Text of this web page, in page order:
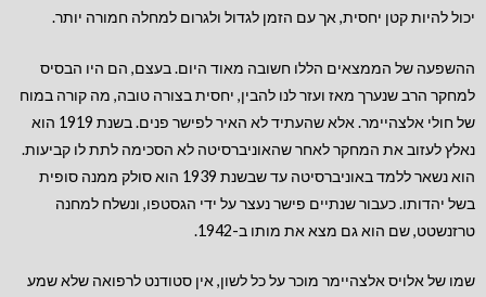
יכול להיות קטן יחסית, אך עם הזמן לגדול ולגרום למחלה חמורה יותר.
ההשפעה של הממצאים הללו חשובה מאוד היום. בעצם, הם היו הבסיס
למחקר הרב שנערך מאז ועזר לנו להבין, יחסית בצורה טובה, מה קורה במוח
של חולי אלצהיימר. אלא שהעתיד לא האיר לפישר פנים. בשנת 1919 הוא
נאלץ לעזוב את המחקר לאחר שהאוניברסיטה לא הסכימה לתת לו קביעות.
הוא נשאר ללמד באוניברסיטה עד שבשנת 1939 הוא סולק ממנה סופית
בשל יהדותו. כעבור שנתיים פישר נעצר על ידי הגסטפו, ונשלח למחנה
טרזנשטט, שם הוא גם מצא את מותו ב-1942.
שמו של אלויס אלצהיימר מוכר על כל לשון, אין סטודנט לרפואה שלא שמע